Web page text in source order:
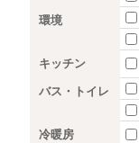
環境
キッチン
バス・トイレ
冷暖房